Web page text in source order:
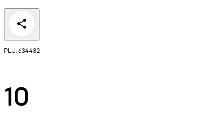
PLU: 634482
10